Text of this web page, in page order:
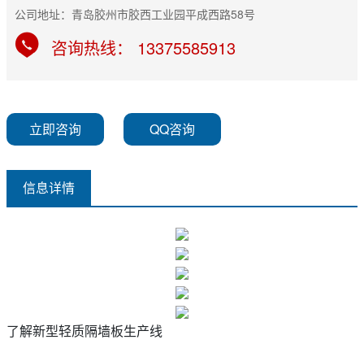
公司地址：青岛胶州市胶西工业园平成西路58号
咨询热线： 13375585913
立即咨询 QQ咨询
信息详情
了解新型轻质隔墙板生产线